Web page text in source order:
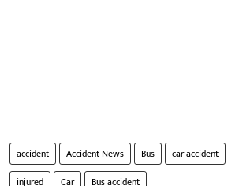
accident Accident News Bus car accident
injured
Car Bus accident